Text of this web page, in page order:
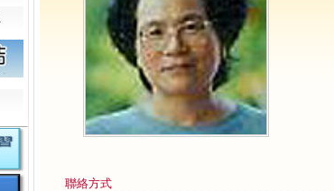
聯絡方式